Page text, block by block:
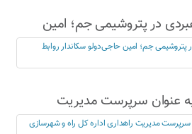
در پتروشیمی جم؛ امین
عمومی و امور بین‌الملل شد
عنوان سرپرست مدیریت
و شهرسازی لارستان معرفی شد